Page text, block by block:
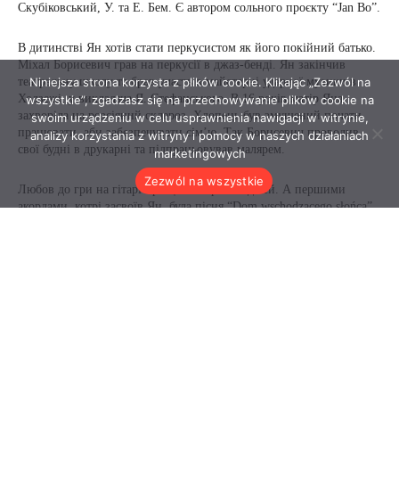
Niniejsza strona korzysta z plików cookie. Klikając „Zezwól na
wszystkie”, zgadzasz się na przechowywanie plików cookie na
swoim urządzeniu w celu usprawnienia nawigacji w witrynie,
analizy korzystania z witryny i pomocy w naszych działaniach
marketingowych
Zezwól na wszystkie